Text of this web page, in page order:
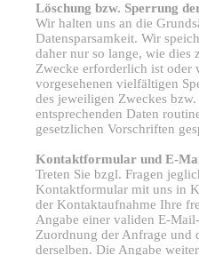
Löschung bzw. Sperrung
Wir halten uns an die
Datensparsamkeit. Wir
daher nur so lange, wie dies
Zwecke erforderlich ist oder
vorgesehenen vielfältigen
des jeweiligen Zweckes
entsprechenden Daten
gesetzlichen Vorschriften
Kontaktformular und E-
Treten Sie bzgl. Fragen
Kontaktformular mit uns in
der Kontaktaufnahme Ihre
Angabe einer validen E-
Zuordnung der Anfrage und
derselben. Die Angabe